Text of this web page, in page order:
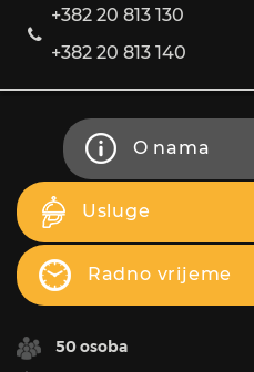
+382 20 813 130
+382 20 813 140
O nama
Usluge
Radno vrijeme
50 osoba